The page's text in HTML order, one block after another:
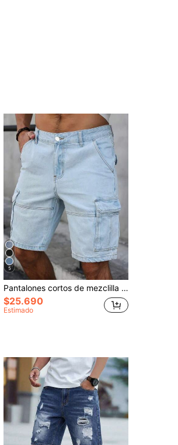
5
Pantalones cortos de mezclilla de estilo cargo con botón delantero y bolsillo, pantalones tipo cargo para hombre
$25.690
Estimado